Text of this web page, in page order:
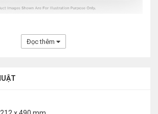
Đọc thêm